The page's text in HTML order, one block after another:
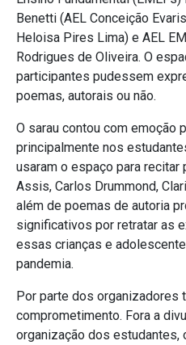
Benetti (AEL Conceição
Heloisa Pires Lima) e AEL
Rodrigues de Oliveira. O
participantes pudessem
poemas, autorais ou não.
O sarau contou com emoção
principalmente nos
usaram o espaço para
Assis, Carlos Drummond,
além de poemas de autoria
significativos por retratar as
essas crianças e
pandemia.
Por parte dos organizadores
comprometimento. Fora a
organização dos